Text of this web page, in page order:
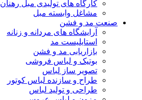
کارگاه های تولیدی مبل رهنان
مشاغل وابسته مبل
صنعت مد و فشن
آرایشگاه های مردانه و زنانه
استایلیست مد
بازاریابی مد و فشن
بوتیک و لباس فروشی
تصویر ساز لباس
طراح و سازنده لباس کوتور
طراحی و تولید لباس